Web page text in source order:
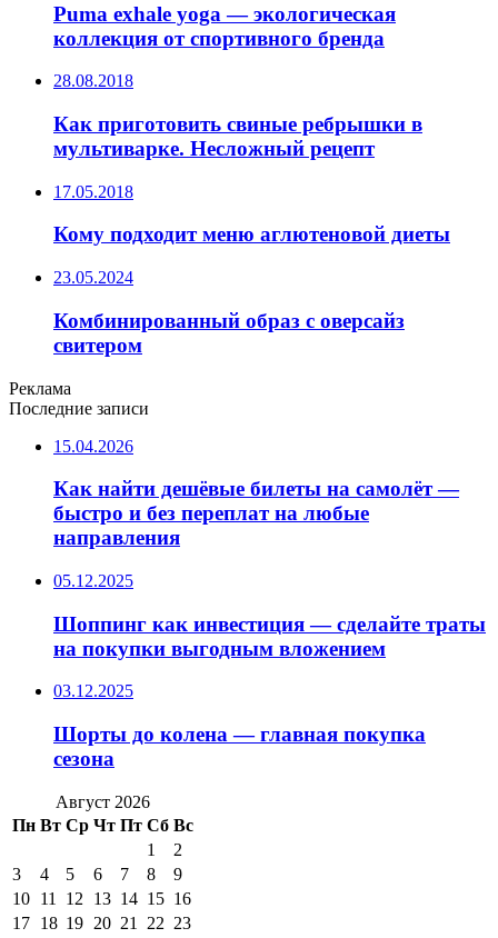
Puma exhale yoga — экологическая
коллекция от спортивного бренда
28.08.2018
Как приготовить свиные ребрышки в
мультиварке. Несложный рецепт
17.05.2018
Кому подходит меню аглютеновой диеты
23.05.2024
Комбинированный образ с оверсайз
свитером
Реклама
Последние записи
15.04.2026
Как найти дешёвые билеты на самолёт —
быстро и без переплат на любые
направления
05.12.2025
Шоппинг как инвестиция — сделайте траты
на покупки выгодным вложением
03.12.2025
Шорты до колена — главная покупка
сезона
Август 2026
Пн Вт Ср Чт Пт Сб Вс
1
2
3
4 5 6 7 8
9
10 11 12 13 14 15 16
17 18 19 20 21 22 23